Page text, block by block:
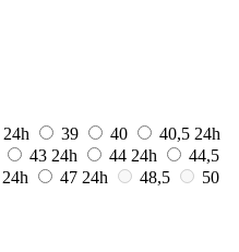
24h 39 40 40,5 24h
43 24h 44 24h
44,5
24h 47 24h 48,5
50